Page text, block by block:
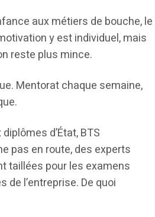
aux métiers de bouche, le
y est individuel, mais
reste plus mince.
Mentorat chaque semaine,
d’État, BTS
pas en route, des experts
taillées pour les examens
l’entreprise. De quoi